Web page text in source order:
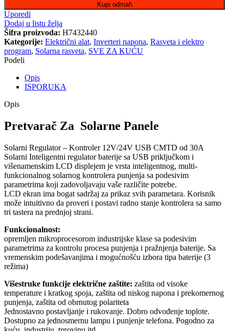
Kupi odmah
Uporedi
Dodaj u listu želja
Šifra proizvoda: H7432440
Kategorije: Električni alat, Inverteri napona, Rasveta i elektro
program, Solarna rasveta, SVE ZA KUĆU
Podeli
Opis
ISPORUKA
Opis
Pretvarač Za Solarne Panele
Solarni Regulator – Kontroler 12V/24V USB CMTD od 30A
Solarni Inteligentni regulator baterije sa USB priključkom i
višenamenskim LCD displejem je vrsta inteligentnog, multi-
funkcionalnog solarnog kontrolera punjenja sa podesivim
parametrima koji zadovoljavaju vaše različite potrebe.
LCD ekran ima bogat sadržaj za prikaz svih parametara. Korisnik
može intuitivno da proveri i postavi radno stanje kontrolera sa samo
tri tastera na prednjoj strani.
Funkcionalnost:
opremljen mikroprocesorom industrijske klase sa podesivim
parametrima za kontrolu procesa punjenja i pražnjenja baterije. Sa
vremenskim podešavanjima i mogućnošću izbora tipa baterije (3
režima)
Višestruke funkcije električne zaštite: zaštita od visoke
temperature i kratkog spoja, zaštita od niskog napona i prekomernog
punjenja, zaštita od obrnutog polariteta
Jednostavno postavljanje i rukovanje. Dobro odvođenje toplote.
Dostupno za jednosmernu lampu i punjenje telefona. Pogodno za